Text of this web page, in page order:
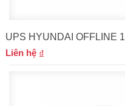
UPS HYUNDAI OFFLINE
Liên hệ